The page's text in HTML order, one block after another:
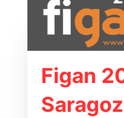
Figan